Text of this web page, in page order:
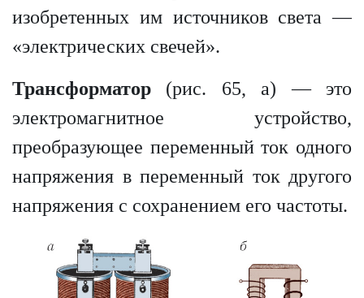
изобретенных им источников света —
«электрических свечей».
Трансформатор (рис. 65, а) — это
электромагнитное устройство,
преобразующее переменный ток одного
напряжения в переменный ток другого
напряжения с сохранением его частоты.